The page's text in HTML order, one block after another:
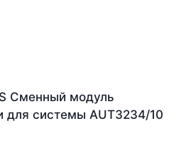
Сменный модуль
для системы AUT3234/10